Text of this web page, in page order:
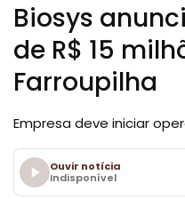
Biosys
de R$ 15
Farroupilha
Empresa deve iniciar
Ouvir notícia
Indisponível